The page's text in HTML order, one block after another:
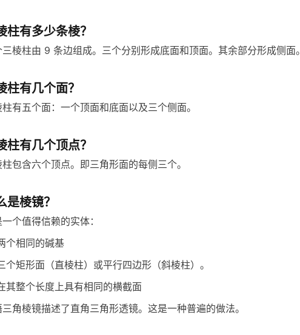
柱有多少条棱？
棱柱由 9 条边组成。三个分别形成底面和顶面。其余部分形成侧面。
柱有几个面？
有五个面：一个顶面和底面以及三个侧面。
柱有几个顶点？
包含六个顶点。即三角形面的每侧三个。
是棱镜？
个值得信赖的实体：
个相同的碱基
个矩形面（直棱柱）或平行四边形（斜棱柱）。
其整个长度上具有相同的横截面
角棱镜描述了直角三角形透镜。这是一种普遍的做法。